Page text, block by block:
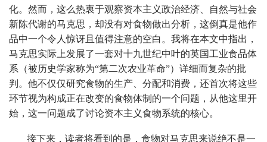
化。然而，这么热衷于观察资本主义政治经济、自然与社会
新陈代谢的马克思，却没有对食物做出分析，这倒真是他作
品中一个令人惊讶且值得注意的空白。我将在本文中指出，
马克思实际上发展了一套对十九世纪中叶的英国工业食品体
系（被历史学家称为“第二次农业革命”）详细而复杂的批
判。他不仅仅研究食物的生产、分配和消费，还首次将这些
环节视为构成正在改变的食物体制的一个问题，从他这里开
始，这一问题成了讨论资本主义食物系统的核心。
接下来，读者将看到的是，食物对马克思来说绝不是一